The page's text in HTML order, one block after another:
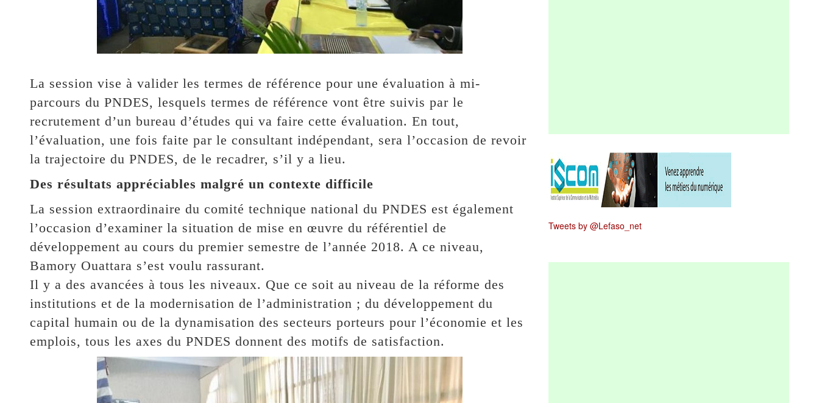
La session vise à valider les termes de référence pour une évaluation à mi-
parcours du PNDES, lesquels termes de référence vont être suivis par le
recrutement d’un bureau d’études qui va faire cette évaluation. En tout,
l’évaluation, une fois faite par le consultant indépendant, sera l’occasion de revoir
la trajectoire du PNDES, de le recadrer, s’il y a lieu.
Des résultats appréciables malgré un contexte difficile
La session extraordinaire du comité technique national du PNDES est également
l’occasion d’examiner la situation de mise en œuvre du référentiel de
développement au cours du premier semestre de l’année 2018. A ce niveau,
Bamory Ouattara s’est voulu rassurant.
Il y a des avancées à tous les niveaux. Que ce soit au niveau de la réforme des
institutions et de la modernisation de l’administration ; du développement du
capital humain ou de la dynamisation des secteurs porteurs pour l’économie et les
emplois, tous les axes du PNDES donnent des motifs de satisfaction.
Tweets by @Lefaso_net